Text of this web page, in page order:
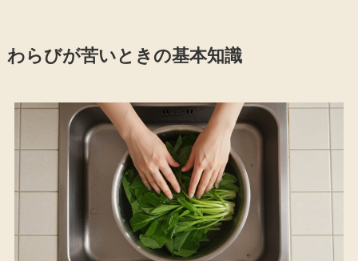
わらびが苦いときの基本知識